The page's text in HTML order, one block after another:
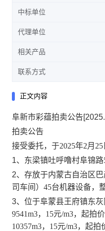
中标单位
代理单位
相关产品
联系方式
正文内容
阜新市彩蕴拍卖公告
拍卖公告
接受委托，于2025年2月
1、 东梁镇吐呼噜村阜锦路
2、 存放于内蒙古自治区
司车间）45台机器设备，
3、 位于阜蒙县王府镇东
9541m3，15元/m3，起拍
10357m3，15元/m3，起